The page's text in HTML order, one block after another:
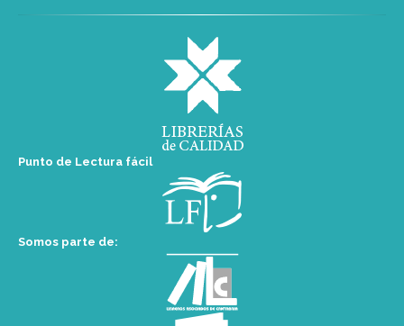
Punto de Lectura fácil
Somos parte de: